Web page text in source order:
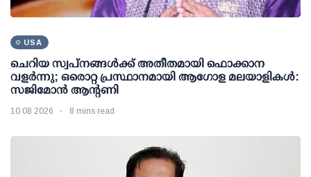
USA
ചെറിയ സ്വപ്നങ്ങൾക്ക് അതീതമായി ഫൊക്കാന
വളർന്നു; ഒരൊറ്റ പ്രസ്ഥാനമായി ആഗോള മലയാളികൾ:
സജിമോൻ ആന്റണി
10 08 2026 8 mins read